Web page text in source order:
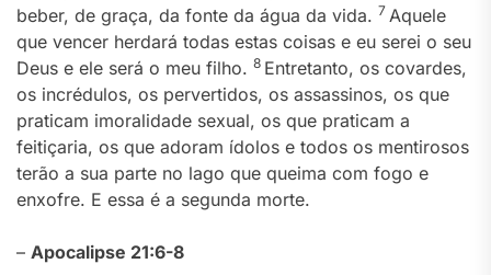
beber, de graça, da fonte da água da vida. 7 Aquele
que vencer herdará todas estas coisas e eu serei o seu
Deus e ele será o meu filho. 8 Entretanto, os covardes,
os incrédulos, os pervertidos, os assassinos, os que
praticam imoralidade sexual, os que praticam a
feitiçaria, os que adoram ídolos e todos os mentirosos
terão a sua parte no lago que queima com fogo e
enxofre. E essa é a segunda morte.
– Apocalipse 21:6-8